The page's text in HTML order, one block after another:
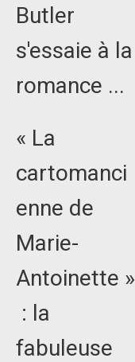
Butler
s'essaie à la
romance ...
« La
cartomanci
enne de
Marie-
Antoinette »
: la
fabuleuse